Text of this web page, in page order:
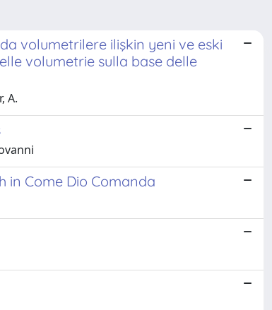
volumetrilere ilişkin yeni ve eski
volumetrie sulla base delle
A.
in Come Dio Comanda